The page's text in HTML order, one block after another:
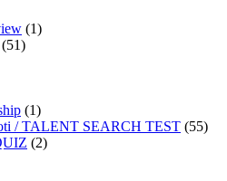
(1)
(51)
(1)
/ TALENT SEARCH TEST (55)
(2)